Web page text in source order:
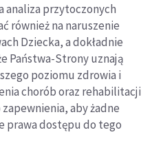
analiza przytoczonych
również na naruszenie
Dziecka, a dokładnie
Państwa-Strony uznają
poziomu zdrowia i
chorób oraz rehabilitacji
aby żadne
prawa dostępu do tego